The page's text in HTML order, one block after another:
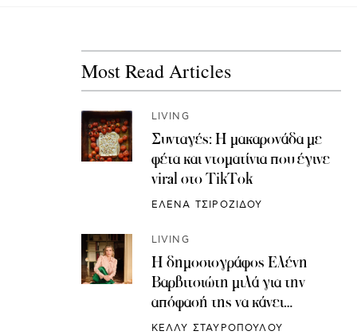
Most Read Articles
LIVING
Συνταγές: H μακαρονάδα με
φέτα και ντοματίνια που έγινε
viral στο TikTok
ΕΛΕΝΑ ΤΣΙΡΟΖΙΔΟΥ
LIVING
Η δημοσιογράφος Ελένη
Βαρβιτσιώτη μιλά για την
απόφασή της να κάνει
κρυοσυντήρηση ωαρίων
ΚΕΛΛΥ ΣΤΑΥΡΟΠΟΥΛΟΥ